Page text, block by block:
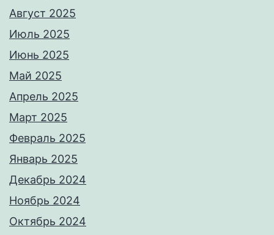
Август 2025
Июль 2025
Июнь 2025
Май 2025
Апрель 2025
Март 2025
Февраль 2025
Январь 2025
Декабрь 2024
Ноябрь 2024
Октябрь 2024